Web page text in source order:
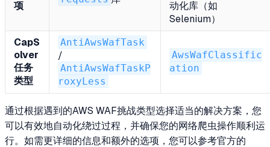
项
动化库（如
Selenium）
CapS
olver
任务
类型
AntiAwsWafTask
/
AntiAwsWafTaskP
roxyLess
AwsWafClassific
ation
通过根据遇到的AWS WAF挑战类型选择适当的解决方案，您
可以有效地自动化绕过过程，并确保您的网络爬虫操作顺利运
行。如需更详细的信息和额外的选项，您可以参考官方的